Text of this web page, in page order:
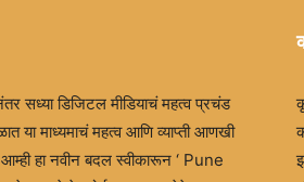
सध्या डिजिटल मीडियाचं महत्व प्रचंड
या माध्यमाचं महत्व आणि व्याप्ती आणखी
हा नवीन बदल स्वीकारून ‘ Pune